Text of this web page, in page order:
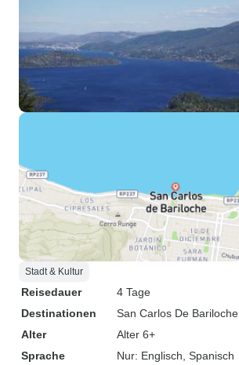
Stadt & Kultur
Reisedauer
4 Tage
Destinationen
San Carlos De Bariloche
Alter
Alter 6+
Sprache
Nur: Englisch, Spanisch